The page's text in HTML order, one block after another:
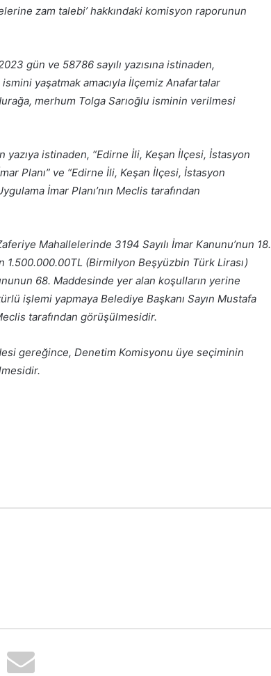
zam talebi’ hakkındaki komisyon raporunun
gün ve 58786 sayılı yazısına istinaden,
yaşatmak amacıyla İlçemiz Anafartalar
merhum Tolga Sarıoğlu isminin verilmesi
istinaden, “Edirne İli, Keşan İlçesi, İstasyon
Planı” ve “Edirne İli, Keşan İlçesi, İstasyon
İmar Planı’nın Meclis tarafından
Mahallelerinde 3194 Sayılı İmar Kanunu’nun 18.
1.500.000.00TL (Birmilyon Beşyüzbin Türk Lirası)
68. Maddesinde yer alan koşulların yerine
işlemi yapmaya Belediye Başkanı Sayın Mustafa
tarafından görüşülmesidir.
gereğince, Denetim Komisyonu üye seçiminin